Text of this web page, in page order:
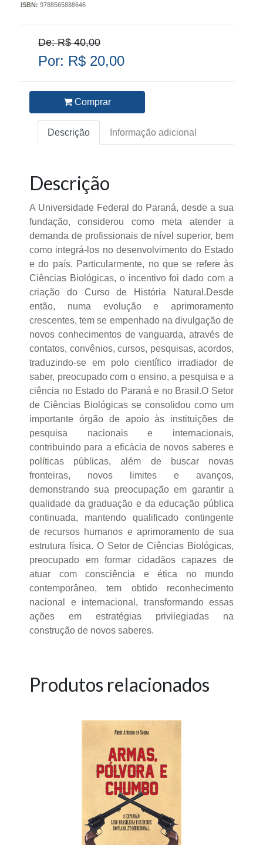
ISBN: 9788565888646
De: R$ 40,00
Por: R$ 20,00
Comprar
Descrição Informação adicional
Descrição
A Universidade Federal do Paraná, desde a sua
fundação, considerou como meta atender a
demanda de profissionais de nível superior, bem
como integrá-los no desenvolvimento do Estado
e do país. Particularmente, no que se refere às
Ciências Biológicas, o incentivo foi dado com a
criação do Curso de História Natural.Desde
então, numa evolução e aprimoramento
crescentes, tem se empenhado na divulgação de
novos conhecimentos de vanguarda, através de
contatos, convênios, cursos, pesquisas, acordos,
traduzindo-se em polo científico irradiador de
saber, preocupado com o ensino, a pesquisa e a
ciência no Estado do Paraná e no Brasil.O Setor
de Ciências Biológicas se consolidou como um
importante órgão de apoio às instituições de
pesquisa nacionais e internacionais,
contribuindo para a eficácia de novos saberes e
políticas públicas, além de buscar novas
fronteiras, novos limites e avanços,
demonstrando sua preocupação em garantir a
qualidade da graduação e da educação pública
continuada, mantendo qualificado contingente
de recursos humanos e aprimoramento de sua
estrutura física. O Setor de Ciências Biológicas,
preocupado em formar cidadãos capazes de
atuar com consciência e ética no mundo
contemporâneo, tem obtido reconhecimento
nacional e internacional, transformando essas
ações em estratégias privilegiadas na
construção de novos saberes.
Produtos relacionados